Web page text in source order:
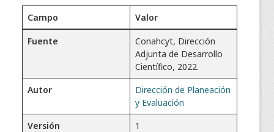
Campo Valor
Fuente
Conahcyt, Dirección
Adjunta de Desarrollo
Científico, 2022.
Autor
Dirección de Planeación
y Evaluación
Versión
1